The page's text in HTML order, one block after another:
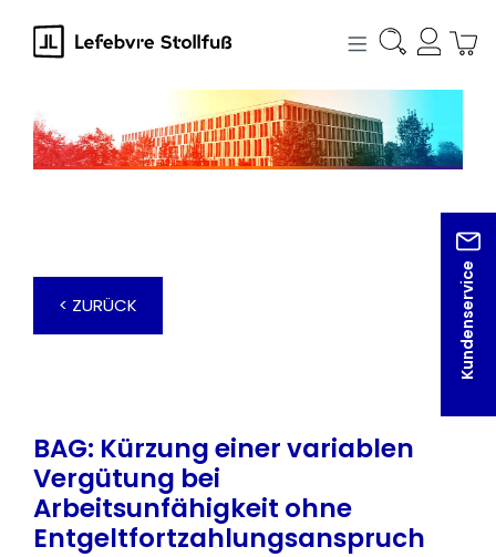
springen
Kundenservice
< ZURÜCK
BAG: Kürzung einer variablen
Vergütung bei
Arbeitsunfähigkeit ohne
Entgeltfortzahlungsanspruch